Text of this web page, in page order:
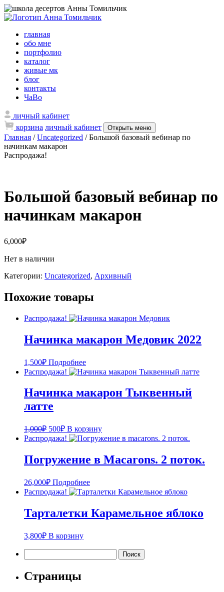
главная
обо мне
портфолио
каталог
живые мк
блог
контакты
ЧаВо
личный кабинет
корзина личный кабинет Открыть меню
Главная /Uncategorized / Большой базовый вебинар по
начинкам макарон
Распродажа!
Большой базовый вебинар по
начинкам макарон
6,000₽
Нет в наличии
Категории: Uncategorized, Архивный
Похожие товары
Распродажа!
Начинка макарон Медовик 2022
1,500₽ Подробнее
Распродажа!
Начинка макарон Тыквенный
латте
1,000₽ 500₽ В корзину
Распродажа!
Погружение в Macarons. 2 поток.
26,000₽ Подробнее
Распродажа!
Тарталетки Карамельное яблоко
3,800₽ В корзину
Страницы